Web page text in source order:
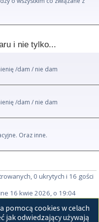
i nie tylko...
/dam / nie dam
/dam / nie dam
Oraz inne.
0 ukrytych i 16 gości
16 kwie 2026, o 19:04
pomocą cookies w celach
jak odwiedzający używają